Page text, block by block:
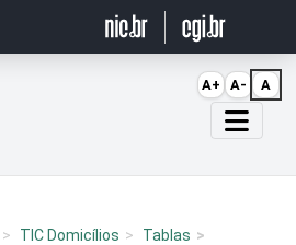
TIC Domicílios Tablas
A+ A- A